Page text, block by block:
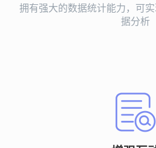
拥有强大的数据统计能力，可
据分析